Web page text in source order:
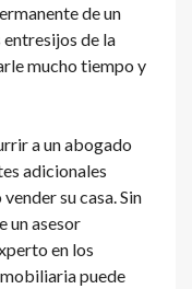
de un
de la
mucho tiempo y
a un abogado
adicionales
su casa. Sin
un asesor
en los
puede